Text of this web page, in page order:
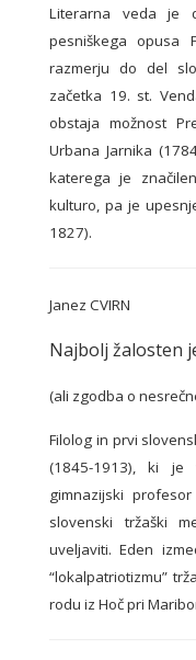
Literarna veda je
pesniškega opusa
razmerju do del
začetka 19. st.
obstaja možnost
Urbana Jarnika
katerega je
kulturo, pa je
1827).
Janez CVIRN
Najbolj žalosten
(ali zgodba o
Filolog in prvi
(1845-1913), ki je
gimnazijski
slovenski tržaški
uveljaviti. Eden
“lokalpatriotizmu”
rodu iz Hoč pri